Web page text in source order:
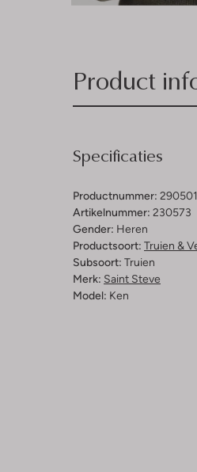
Product
Specificaties
Productnummer: 290501
Artikelnummer: 230573
Gender: Heren
Productsoort: Truien &
Subsoort: Truien
Merk: Saint Steve
Model: Ken